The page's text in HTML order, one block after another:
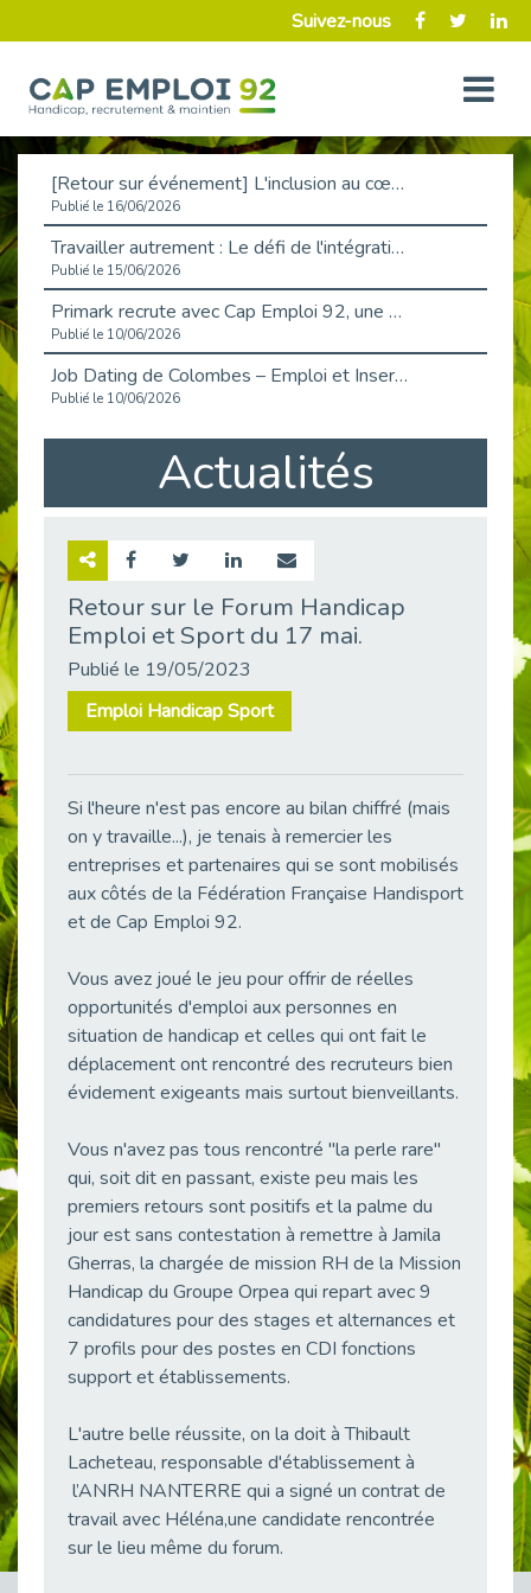
Suivez-nous
[Retour sur événement] L'inclusion au cœur de la Place de l'Emploi à La Défense !
Publié le 16/06/2026
Travailler autrement : Le défi de l'intégration des maladies chroniques en entreprise
Publié le 15/06/2026
Primark recrute avec Cap Emploi 92, une matinée couronnée de succès !
Publié le 10/06/2026
Job Dating de Colombes – Emploi et Insertion
Publié le 10/06/2026
Aborder l'entretien et la situation de handicap en toute confiance
Publié le 09/06/2026
Retour sur l’atelier « Optimiser sa recherche d’emploi »
Publié le 30/05/2026
Publié le 21/05/2026
L’alternance : un levier stratégique pour recruter et inclure durablement
Publié le 18/05/2026
Publié le 12/05/2026
CAP EMPLOI 92 : L’inclusion portée à son sommet, bien au-delà des quotas
Publié le 12/05/2026
Publié le 04/05/2026
Le taux d’emploi direct dans la fonction publique dépasse 6 % en 2025
Publié le 04/05/2026
L'alternance : un tremplin vers l'emploi aussi pour les personnes en situation de handicap
Publié le 01/05/2026
Témoignage : Le parcours de Marc, 44 ans
Publié le 30/04/2026
Publié le 29/04/2026
Publié le 29/04/2026
28 avril : Agir ensemble pour une culture de prévention au travail
Publié le 27/04/2026
Mobilisation pour l’alternance et le handicap
Publié le 24/04/2026
Actualités
Retour sur le Forum Handicap
Emploi et Sport du 17 mai.
Publié le 19/05/2023
Emploi Handicap Sport
Si l'heure n'est pas encore au bilan chiffré (mais
on y travaille...), je tenais à remercier les
entreprises et partenaires qui se sont mobilisés
aux côtés de la Fédération Française Handisport
et de Cap Emploi 92.
Vous avez joué le jeu pour offrir de réelles
opportunités d'emploi aux personnes en
situation de handicap et celles qui ont fait le
déplacement ont rencontré des recruteurs bien
évidement exigeants mais surtout bienveillants.
Vous n'avez pas tous rencontré "la perle rare"
qui, soit dit en passant, existe peu mais les
premiers retours sont positifs et la palme du
jour est sans contestation à remettre à Jamila
Gherras, la chargée de mission RH de la Mission
Handicap du Groupe Orpea qui repart avec 9
candidatures pour des stages et alternances et
7 profils pour des postes en CDI fonctions
support et établissements.
L'autre belle réussite, on la doit à Thibault
Lacheteau, responsable d'établissement à
l’ANRH NANTERRE qui a signé un contrat de
travail avec Héléna,une candidate rencontrée
sur le lieu même du forum.